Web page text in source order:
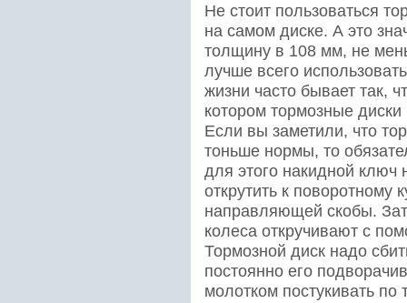
Не стоит пользоваться
на самом диске. А это
толщину в 108 мм, не
лучше всего
жизни часто бывает так,
котором тормозные
Если вы заметили, что
тоньше нормы, то
для этого накидной
открутить к поворотному
направляющей скобы.
колеса откручивают с
Тормозной диск надо
постоянно его
молотком постукивать